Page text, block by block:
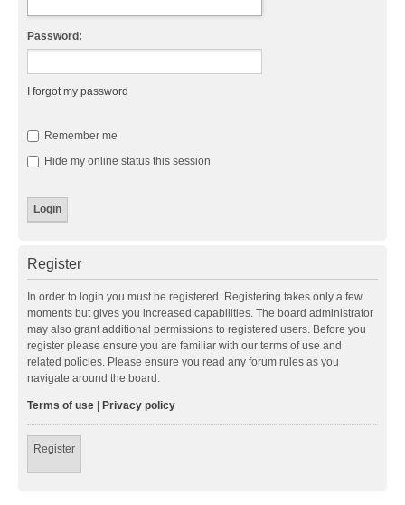
Password:
I forgot my password
Remember me
Hide my online status this session
Register
In order to login you must be registered. Registering takes only a few
moments but gives you increased capabilities. The board administrator
may also grant additional permissions to registered users. Before you
register please ensure you are familiar with our terms of use and
related policies. Please ensure you read any forum rules as you
navigate around the board.
Terms of use | Privacy policy
Register